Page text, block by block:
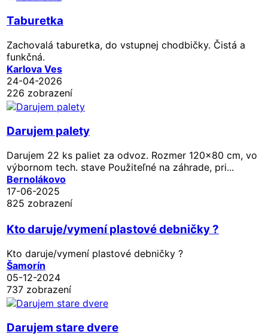
Taburetka
Zachovalá taburetka, do vstupnej chodbičky. Čistá a
funkčná.
Karlova Ves
24-04-2026
226 zobrazení
Darujem palety
Darujem 22 ks paliet za odvoz. Rozmer 120x80 cm, vo
výbornom tech. stave Použiteľné na záhrade, pri...
Bernolákovo
17-06-2025
825 zobrazení
Kto daruje/vymení plastové debničky ?
Kto daruje/vymení plastové debničky ?
Šamorín
05-12-2024
737 zobrazení
Darujem stare dvere